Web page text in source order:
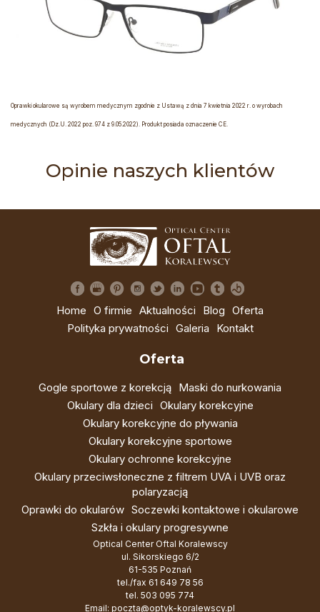
Oprawki okularowe są wyrobem medycznym zgodnie z Ustawą z dnia 7 kwietnia 2022 r. o wyrobach
medycznych (Dz.U. 2022 poz. 974 z 9.05.2022). Produkt posiada oznaczenie CE.
Opinie naszych klientów
Home O firmie Aktualności Blog Oferta
Polityka prywatności Galeria Kontakt
Oferta
Gogle sportowe z korekcją Maski do nurkowania
Okulary dla dzieci Okulary korekcyjne
Okulary korekcyjne do pływania
Okulary korekcyjne sportowe
Okulary ochronne korekcyjne
Okulary przeciwsłoneczne z filtrem UVA i UVB oraz
polaryzacją
Oprawki do okularów Soczewki kontaktowe i okularowe
Szkła i okulary progresywne
Optical Center Oftal Koralewscy
ul. Sikorskiego 6/2
61-535 Poznań
tel./fax 61 649 78 56
tel. 503 095 774
Email: poczta@optyk-koralewscy.pl